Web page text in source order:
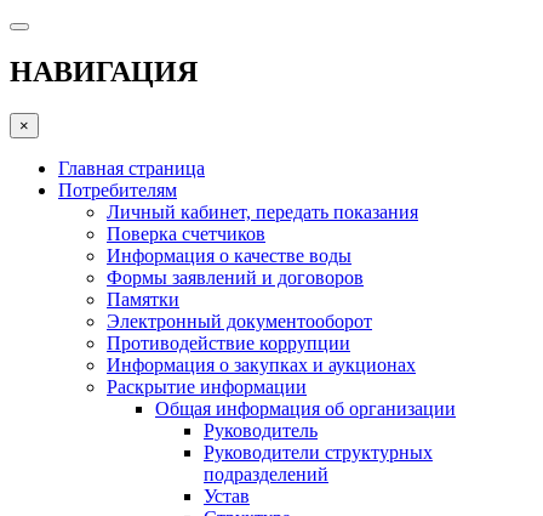
НАВИГАЦИЯ
×
Главная страница
Потребителям
Личный кабинет, передать показания
Поверка счетчиков
Информация о качестве воды
Формы заявлений и договоров
Памятки
Электронный документооборот
Противодействие коррупции
Информация о закупках и аукционах
Раскрытие информации
Общая информация об организации
Руководитель
Руководители структурных
подразделений
Устав